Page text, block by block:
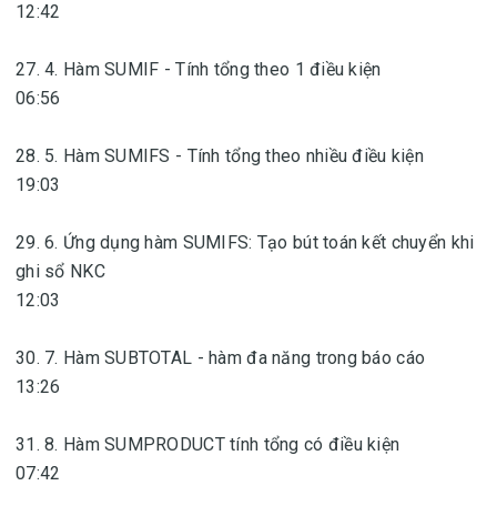
12:42
27. 4. Hàm SUMIF - Tính tổng theo 1 điều kiện
06:56
28. 5. Hàm SUMIFS - Tính tổng theo nhiều điều kiện
19:03
29. 6. Ứng dụng hàm SUMIFS: Tạo bút toán kết chuyển khi
ghi sổ NKC
12:03
30. 7. Hàm SUBTOTAL - hàm đa năng trong báo cáo
13:26
31. 8. Hàm SUMPRODUCT tính tổng có điều kiện
07:42